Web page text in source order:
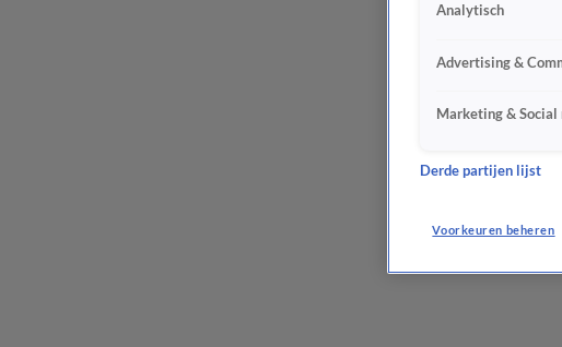
Analytisch
Advertising &
Marketing & Social
Derde partijen lijst
Voorkeuren beheren